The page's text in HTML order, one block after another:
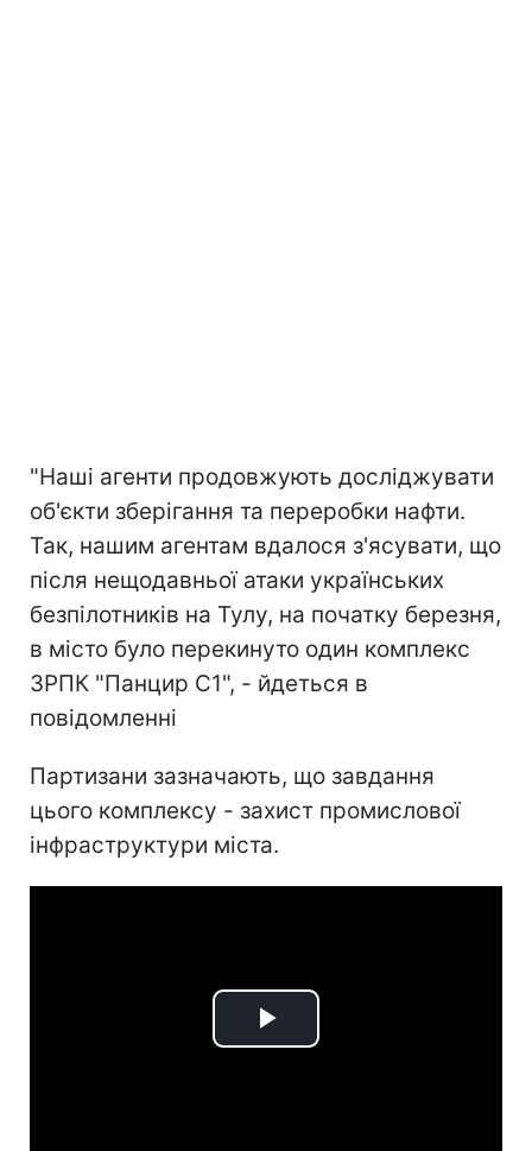
"Наші агенти продовжують досліджувати
об'єкти зберігання та переробки нафти.
Так, нашим агентам вдалося з'ясувати, що
після нещодавньої атаки українських
безпілотників на Тулу, на початку березня,
в місто було перекинуто один комплекс
ЗРПК "Панцир С1", - йдеться в
повідомленні
Партизани зазначають, що завдання
цього комплексу - захист промислової
інфраструктури міста.
Play